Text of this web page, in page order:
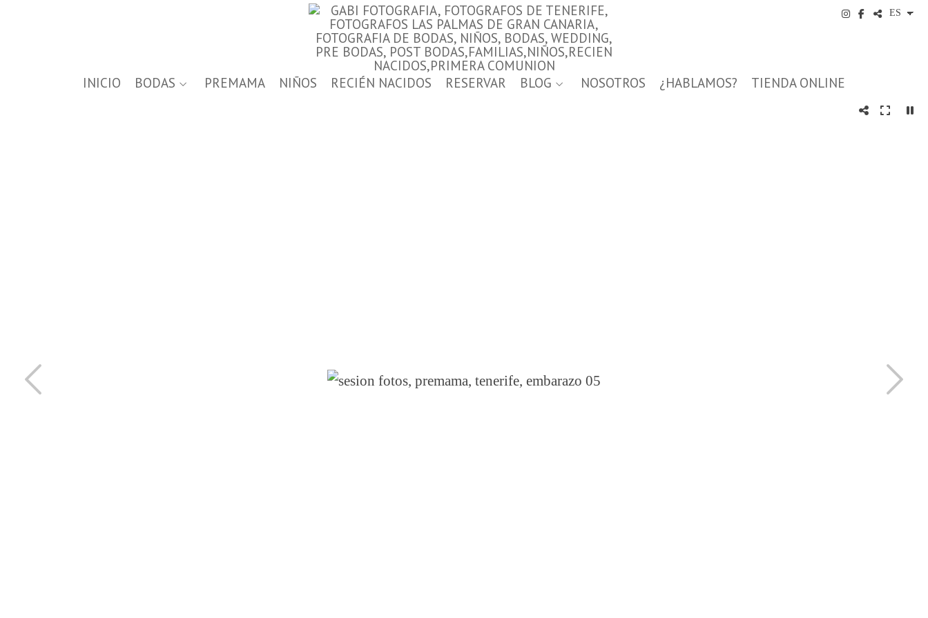
INICIO BODAS PREMAMA NIÑOS RECIÉN NACIDOS RESERVAR BLOG NOSOTROS ¿HABLAMOS? TIENDA ONLINE